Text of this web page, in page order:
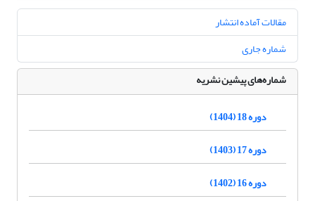
مقالات آماده انتشار
شماره جاری
شماره‌های پیشین نشریه
دوره 18 (1404)
دوره 17 (1403)
دوره 16 (1402)